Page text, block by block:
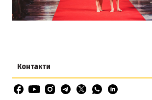
Контакти